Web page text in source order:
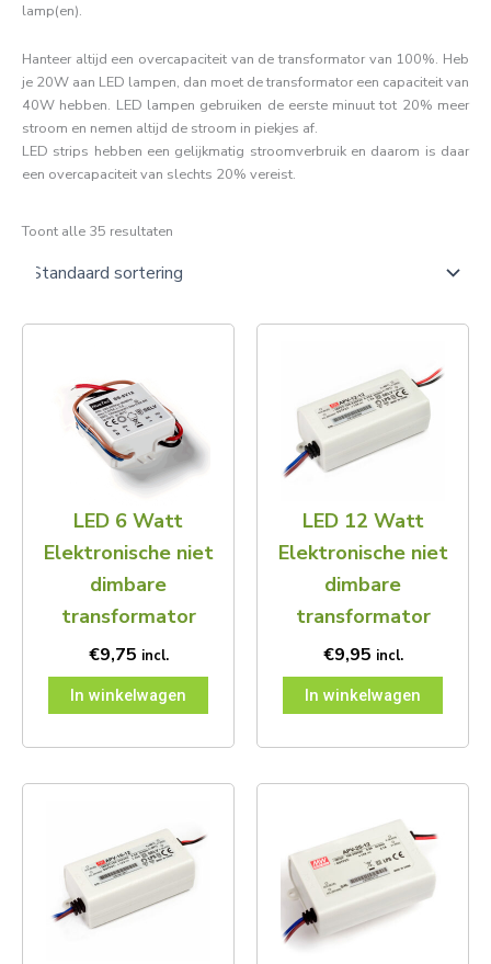
lamp(en).
Hanteer altijd een overcapaciteit van de transformator van 100%. Heb
je 20W aan LED lampen, dan moet de transformator een capaciteit van
40W hebben. LED lampen gebruiken de eerste minuut tot 20% meer
stroom en nemen altijd de stroom in piekjes af.
LED strips hebben een gelijkmatig stroomverbruik en daarom is daar
een overcapaciteit van slechts 20% vereist.
Toont alle 35 resultaten
LED 6 Watt
Elektronische niet
dimbare
transformator
€9,75 incl.
In winkelwagen
LED 12 Watt
Elektronische niet
dimbare
transformator
€9,95 incl.
In winkelwagen